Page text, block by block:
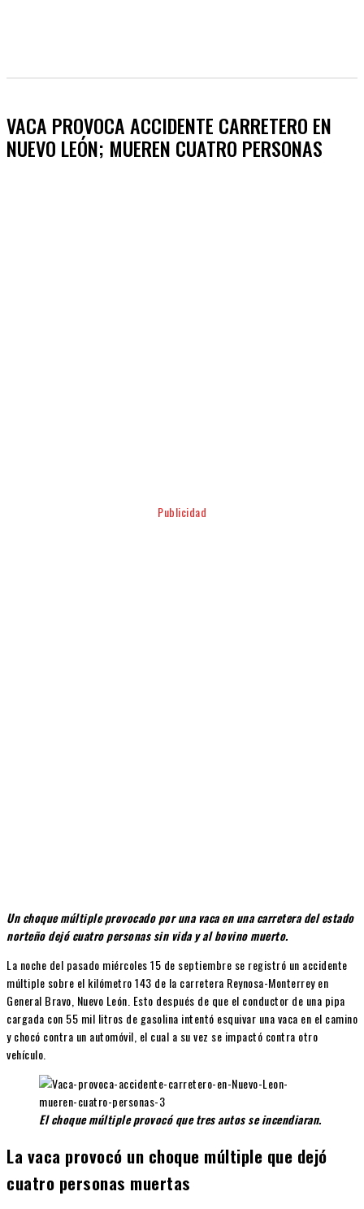
VACA PROVOCA ACCIDENTE CARRETERO EN
NUEVO LEÓN; MUEREN CUATRO PERSONAS
Publicidad
Un choque múltiple provocado por una vaca en una carretera del estado
norteño dejó cuatro personas sin vida y al bovino muerto.
La noche del pasado miércoles 15 de septiembre se registró un accidente
múltiple sobre el kilómetro 143 de la carretera Reynosa-Monterrey en
General Bravo, Nuevo León. Esto después de que el conductor de una pipa
cargada con 55 mil litros de gasolina intentó esquivar una vaca en el camino
y chocó contra un automóvil, el cual a su vez se impactó contra otro
vehículo.
El choque múltiple provocó que tres autos se incendiaran.
La vaca provocó un choque múltiple que dejó
cuatro personas muertas